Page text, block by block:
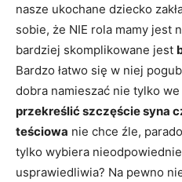
nasze ukochane dziecko
sobie, że NIE rola mamy jest
bardziej skomplikowane jest
Bardzo łatwo się w niej
dobra namieszać nie tylko we
przekreślić szczęście syna
teściowa nie chce źle,
tylko wybiera
usprawiedliwia? Na pewno